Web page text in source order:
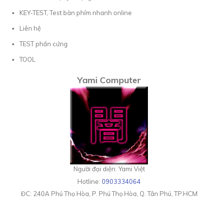
KEY-TEST, Test bàn phím nhanh online
Liên hệ
TEST phần cứng
TOOL
Yami Computer
Người đại diện: Yami Việt
Hotline: 0903334064
ĐC: 240A Phú Thọ Hòa, P. Phú Thọ Hòa, Q. Tân Phú, TP.HCM